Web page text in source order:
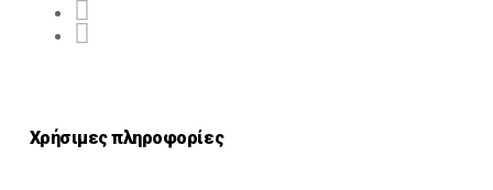
Χρήσιμες πληροφορίες